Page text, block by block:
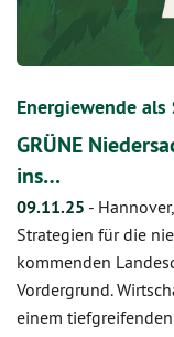
Energiewende
GRÜNE
ins…
09.11.25 -
Strategien für die
kommenden
Vordergrund.
einem